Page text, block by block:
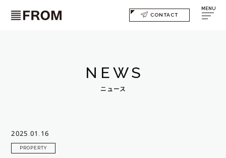
CONTACT
MENU
NEWS
ニュース
2025.01.16
PROPERTY